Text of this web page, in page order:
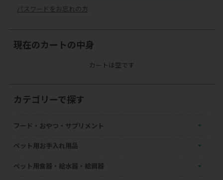
パスワードをお忘れの方
現在のカートの中身
カートは空です
カテゴリーで探す
フード・おやつ・サプリメント
ペット用お手入れ用品
ペット用食器・給水器・給餌器